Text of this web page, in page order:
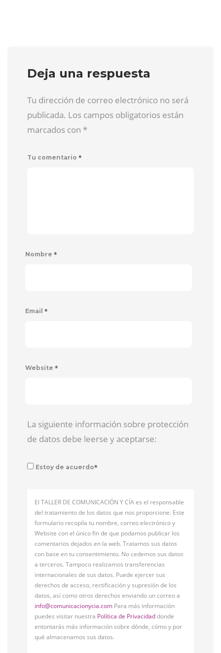
Deja una respuesta
Tu dirección de correo electrónico no será
publicada. Los campos obligatorios están
marcados con *
Tu comentario *
Nombre *
Email *
Website *
La siguiente información sobre protección
de datos debe leerse y aceptarse:
Estoy de acuerdo*
El TALLER DE COMUNICACIÓN Y CÍA es el responsable
del tratamiento de los datos que nos proporcione. Este
formulario recopila tu nombre, correo electrónico y
Website con el único fin de que podamos publicar los
comentarios dejados en la web. Tratamos sus datos
con base en tu consentimiento. No cedemos sus datos
a terceros. Tampoco realizamos transferencias
internacionales de sus datos. Puede ejercer sus
derechos de acceso, rectificación y supresión de los
datos, así como otros derechos enviando un correo a
info@comunicacionycia.com Para más información
puedes visitar nuestra Política de Privacidaddonde
entontarás más información sobre dónde, cómo y por
qué almacenamos sus datos.